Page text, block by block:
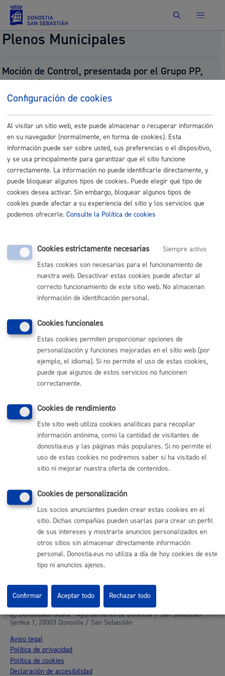
Buscar
Plenos Municipales
Moción de Control, presentada por el Grupo PP,
sobre Jolastokieta.
Número:2026/389
Presentado el:04/24/2026
Fecha del pleno:04/30/2026
Tipo:Moción de Control
Resultado:Aprobado (puntuka bozkatuta, mozio
osoa onartu da / votada por puntos, se aprueba
toda la moción)
Documentos
P_389-CT Moción de Control Jolastokieta.pdf
P_Moción de Control Jolastokieta_eu.pdf
Comunícate con el Ayuntamiento de Donostia / San
Sebastián
(gratuito desde Donostia / San Sebastián)
Buzón de la ciudadanía
Informar de un error en la web
Enlaces útiles
Ofertas de empleo
Mapas - GeoDonostia
Sala de prensa
Mapa web
Otras páginas web corporativas
Donostia Kultura
Donostia Turismo
Fomento de San Sebastián
Síguenos en redes sociales
© Donostiako Udala - Ayuntamiento de Donostia / San Sebastián
Ijentea 1, 20003 Donostia / San Sebastián
Aviso legal
Política de privacidad
Política de cookies
Declaración de accesibilidad
Configuración de cookies
Al visitar un sitio web, este puede almacenar o recuperar información
en su navegador (normalmente, en forma de cookies). Esta
información puede ser sobre usted, sus preferencias o el dispositivo,
y se usa principalmente para garantizar que el sitio funcione
correctamente. La información no puede identificarle directamente, y
puede bloquear algunos tipos de cookies. Puede elegir qué tipo de
cookies desea activar. Sin embargo, bloquear algunos tipos de
cookies puede afectar a su experiencia del sitio y los servicios que
podemos ofrecerle. Consulte la Política de cookies
Cookies estrictamente necesarias
Siempre activo
Estas cookies son necesarias para el funcionamiento de
nuestra web. Desactivar estas cookies puede afectar al
correcto funcionamiento de este sitio web. No almacenan
información de identificación personal.
Cookies funcionales
Estas cookies permiten proporcionar opciones de
personalización y funciones mejoradas en el sitio web (por
ejemplo, el idioma). Si no permite el uso de estas cookies,
puede que algunos de estos servicios no funcionen
correctamente.
Cookies de rendimiento
Este sitio web utiliza cookies analíticas para recopilar
información anónima, como la cantidad de visitantes de
donostia.eus y las páginas más populares. Si no permite el
uso de estas cookies no podremos saber si ha visitado el
sitio ni mejorar nuestra oferta de contenidos.
Cookies de personalización
Los socios anunciantes pueden crear estas cookies en el
sitio. Dichas compañías pueden usarlas para crear un perfil
de sus intereses y mostrarle anuncios personalizados en
otros sitios sin almacenar directamente información
personal. Donostia.eus no utiliza a día de hoy cookies de este
tipo ni anuncios ajenos.
Rechazar todo
Confirmar Aceptar todo